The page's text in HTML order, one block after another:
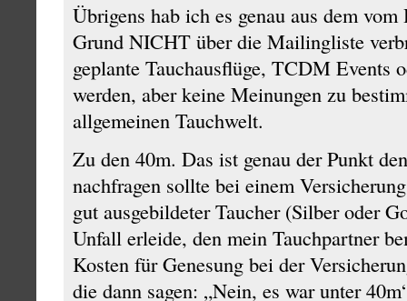
Übrigens hab ich es genau aus dem vom
Grund NICHT über die Mailingliste
geplante Tauchausflüge, TCDM Events
werden, aber keine Meinungen zu
allgemeinen Tauchwelt.
Zu den 40m. Das ist genau der Punkt
nachfragen sollte bei einem
gut ausgebildeter Taucher (Silber oder
Unfall erleide, den mein Tauchpartner
Kosten für Genesung bei der
die dann sagen: „Nein, es war unter